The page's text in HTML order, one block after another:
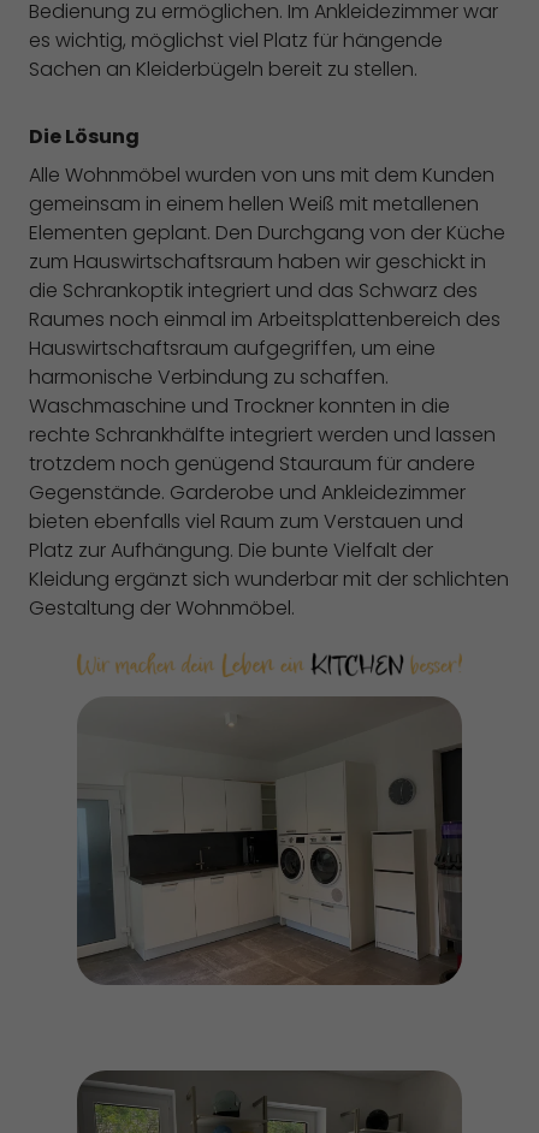
Bedienung zu ermöglichen. Im Ankleidezimmer war
es wichtig, möglichst viel Platz für hängende
Sachen an Kleiderbügeln bereit zu stellen.
Die Lösung
Alle Wohnmöbel wurden von uns mit dem Kunden
gemeinsam in einem hellen Weiß mit metallenen
Elementen geplant. Den Durchgang von der Küche
zum Hauswirtschaftsraum haben wir geschickt in
die Schrankoptik integriert und das Schwarz des
Raumes noch einmal im Arbeitsplattenbereich des
Hauswirtschaftsraum aufgegriffen, um eine
harmonische Verbindung zu schaffen.
Waschmaschine und Trockner konnten in die
rechte Schrankhälfte integriert werden und lassen
trotzdem noch genügend Stauraum für andere
Gegenstände. Garderobe und Ankleidezimmer
bieten ebenfalls viel Raum zum Verstauen und
Platz zur Aufhängung. Die bunte Vielfalt der
Kleidung ergänzt sich wunderbar mit der schlichten
Gestaltung der Wohnmöbel.